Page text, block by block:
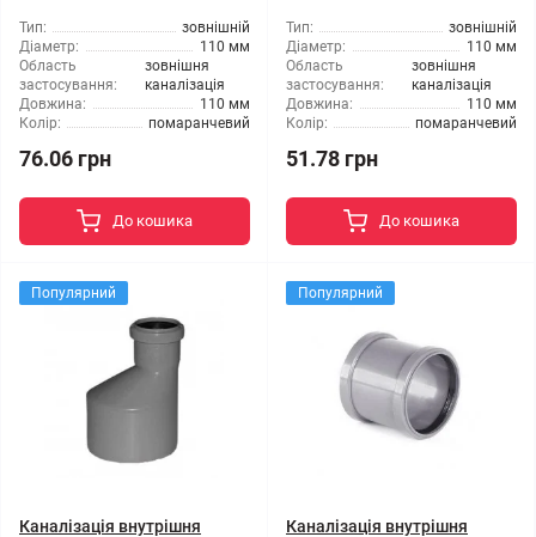
Тип:
зовнішній
Діаметр:
110 мм
Область
застосування:
зовнішня
каналізація
Довжина:
110 мм
Колір:
помаранчевий
76.06 грн
До кошика
Тип:
зовнішній
Діаметр:
110 мм
Область
застосування:
зовнішня
каналізація
Довжина:
110 мм
Колір:
помаранчевий
51.78 грн
До кошика
Популярний
Каналізація внутрішня
Популярний
Каналізація внутрішня